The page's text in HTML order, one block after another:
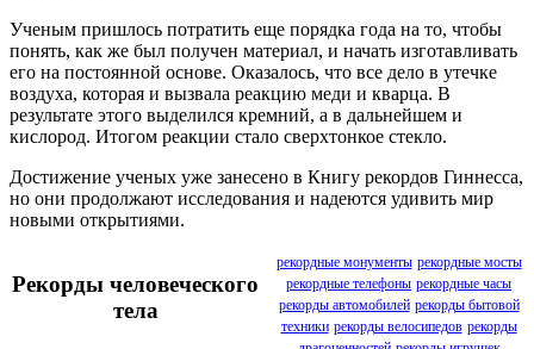
Ученым пришлось потратить еще порядка года на то, чтобы
понять, как же был получен материал, и начать изготавливать
его на постоянной основе. Оказалось, что все дело в утечке
воздуха, которая и вызвала реакцию меди и кварца. В
результате этого выделился кремний, а в дальнейшем и
кислород. Итогом реакции стало сверхтонкое стекло.
Достижение ученых уже занесено в Книгу рекордов Гиннесса,
но они продолжают исследования и надеются удивить мир
новыми открытиями.
Рекорды человеческого
тела
рекордные монументы рекордные мосты
рекордные телефоны рекордные часы
рекорды автомобилей рекорды бытовой
техники рекорды велосипедов рекорды